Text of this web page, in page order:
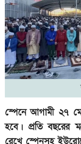
স্পেনে আগামী ২৭
হবে। প্রতি বছরের